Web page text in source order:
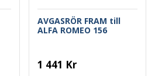
AVGASRÖR FRAM till
ALFA ROMEO 156
1 441 Kr